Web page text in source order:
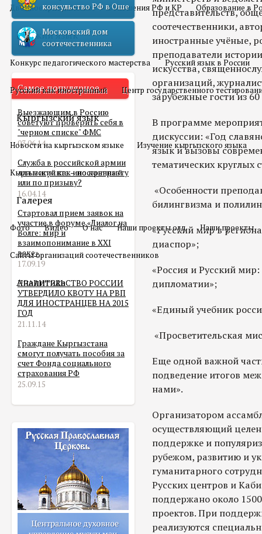
Двойное гражданство Отношения РФ и КР Образование в
Русский язык
Конкурс педагогического мастерства Русский язык в России
Русский как иностранный Центр государственного
Кыргызский язык
Новости на кыргызском языке Изучение кыргызского языка
Кыргызский как иностранный
Галерея
Фото Видео О нас Наши проекты олд Наши проекты
Сайты организаций соотечественников
Аналитика
консульство РФ в Оше
Московский дом
соотечественника
Самое популярное
Выезжающим в Россию
советуют проверить себя в
"черном списке" ФМС
03.06.14
Служба в российской армии
для мигранта – по контракту
или по призыву?
16.04.14
Стартовал прием заявок на
участие в форуме «Диалог на
Волге: мир и
взаимопонимание в XXI
веке»
17.09.19
ПРАВИТЕЛЬСТВО РОССИИ
УТВЕРДИЛО КВОТУ НА РВП
ДЛЯ ИНОСТРАНЦЕВ НА 2015
ГОД
21.11.14
Граждане Кыргызстана
смогут получать пособия за
счет Фонда социального
страхования РФ
25.09.15
представительств,
соотечественники,
иностранные учёные,
преподаватели
искусства,
организаций,
зарубежные гости из
В программе
дискуссии: «Год
язык и вызовы
тематических круглых
«Особенности
билингвизма и
«Русский мир в
диаспор»;
«Россия и Русский
дипломатии»;
«Единый учебник
«Просветительская
Еще одной важной
подведение итогов
нами».
Организатором
осуществляющий
поддержке и
рубежом, развитию и
гуманитарного
Русских центров и
поддержано около
проектов. При
реализуются